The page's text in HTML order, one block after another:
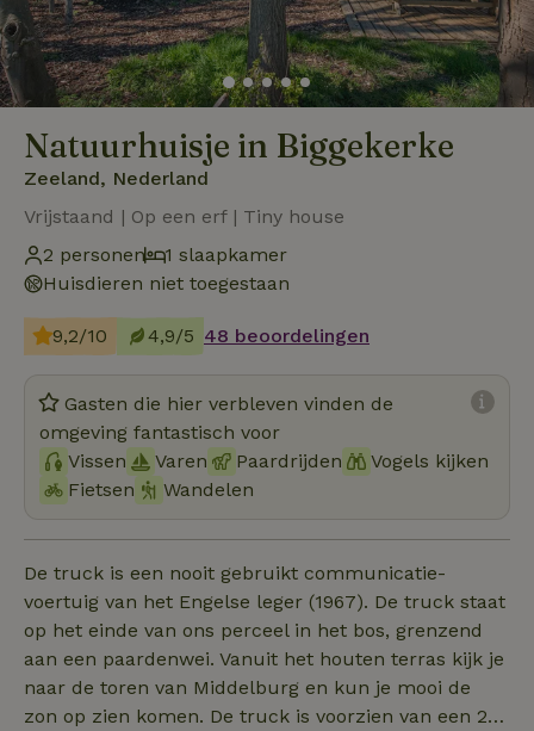
Natuurhuisje in Biggekerke
Zeeland, Nederland
Vrijstaand | Op een erf | Tiny house
2 personen
1 slaapkamer
Huisdieren niet toegestaan
9,2/10 4,9/5 48 beoordelingen
Gasten die hier verbleven vinden de
omgeving fantastisch voor
Vissen
Varen Paardrijden
Vogels kijken
Fietsen
Wandelen
De truck is een nooit gebruikt communicatie-
voertuig van het Engelse leger (1967). De truck staat
op het einde van ons perceel in het bos, grenzend
aan een paardenwei. Vanuit het houten terras kijk je
naar de toren van Middelburg en kun je mooi de
zon op zien komen. De truck is voorzien van een 2-